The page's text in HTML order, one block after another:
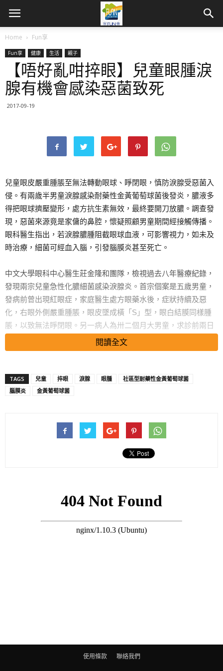
Home Fun享
Fun享 健康 生活 親子
【唔好亂咁捽眼】兒童眼腫淚
腺有機會感染惡菌致死
2017-09-19
兒童眼皮嚴重腫脹至無法轉動眼球、睜閉眼，慎防淚腺受惡菌入
侵。有兩歲半男童淚腺感染耐藥性金黃葡萄球菌後發炎，膿液多
得把眼球擠壓變形，處方抗生素無效，最終要開刀放膿。調查發
現，惡菌來源竟是家傭的鼻腔，懷疑照顧男童期間經接觸傳播。
眼科醫生指出，若淚腺膿腫阻截眼球血液，可影響視力，如未及
時治療，細菌可經血入腦，引發腦膜炎甚至死亡。
中文大學眼科中心醫生莊金隆和團隊，檢視過去八年醫療紀錄，
發現兩宗兒童急性化膿細菌感染淚腺炎。首宗個案是五歲男童，
發病前曾出現紅眼症，家庭醫生處方眼藥水後，症狀持續及惡
化，右眼外側嚴重腫脹，眼皮墜成橫「S」型，眼白結膜同樣腫
脹，以致無法睜閉眼。另一病人為卅二個月大男童，求診前兩日
起輕微發燒，右眼皮紅腫及有黃色分泌物。兩童入院接受靜脈輸
注抗生素和眼藥水均無效，需開刀放膿，其後康復。
莊金隆表示，首名男童疑因細菌導致紅眼症，細菌再循淚腺細管
走上淚腺，引起發炎和膿腫，其後驗出感染金黃葡萄球菌
織。」追查男童的接觸者，發現家傭鼻腔帶有MRSA，懷疑她照
分辨兩者，莊醫生解釋，膿腫會把眼球弧度擠壓扁平，阻礙眼球
轉動，透過電腦掃描可看到膿液；眼瘡患者可自如轉動眼球，結
膜不會腫至無法睜閉眼。淚腺膿腫若未及時治療，有機會減低眼
球血液循環，影響視力。一旦延遲確診，細菌可經血上腦，引發
閱讀全文
TAGS 兒童 捽眼 淚腺 眼腫
社區型耐藥性金黃葡萄球菌
腦膜炎
金黃葡萄球菌
使用條款 聯絡我們